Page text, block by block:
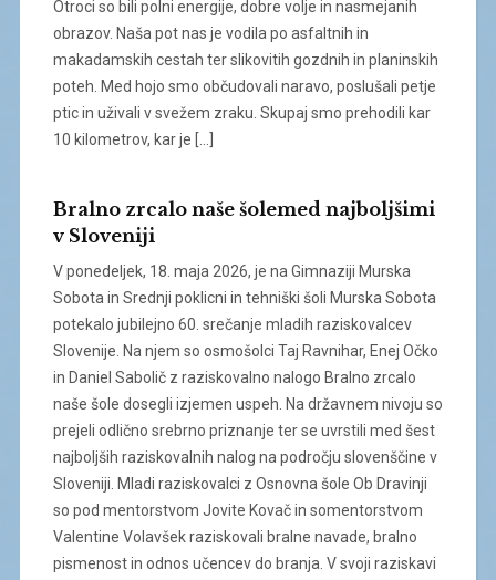
Otroci so bili polni energije, dobre volje in nasmejanih
obrazov. Naša pot nas je vodila po asfaltnih in
makadamskih cestah ter slikovitih gozdnih in planinskih
poteh. Med hojo smo občudovali naravo, poslušali petje
ptic in uživali v svežem zraku. Skupaj smo prehodili kar
10 kilometrov, kar je […]
Bralno zrcalo naše šolemed najboljšimi
v Sloveniji
V ponedeljek, 18. maja 2026, je na Gimnaziji Murska
Sobota in Srednji poklicni in tehniški šoli Murska Sobota
potekalo jubilejno 60. srečanje mladih raziskovalcev
Slovenije. Na njem so osmošolci Taj Ravnihar, Enej Očko
in Daniel Sabolič z raziskovalno nalogo Bralno zrcalo
naše šole dosegli izjemen uspeh. Na državnem nivoju so
prejeli odlično srebrno priznanje ter se uvrstili med šest
najboljših raziskovalnih nalog na področju slovenščine v
Sloveniji. Mladi raziskovalci z Osnovna šole Ob Dravinji
so pod mentorstvom Jovite Kovač in somentorstvom
Valentine Volavšek raziskovali bralne navade, bralno
pismenost in odnos učencev do branja. V svoji raziskavi